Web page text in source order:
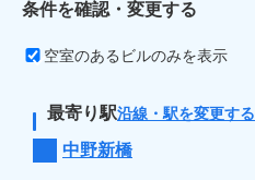
条件を確認・変更する
空室のあるビルのみを表示
最寄り駅沿線・駅を変更する
中野新橋